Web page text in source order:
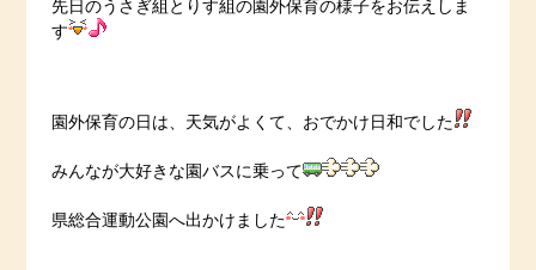
先日のうさぎ組とりす組の園外保育の様子をお伝えしま
す
園外保育の日は、天気がよくて、おでかけ日和でした
みんなが大好きな園バスに乗って
県総合運動公園へ出かけました